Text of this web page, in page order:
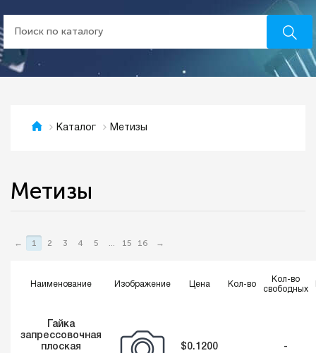
Каталог Метизы
Метизы
← 1 2 3 4 5 ... 15 16 →
Наименование Изображение Цена Кол-во
Кол-во
свободных
Гайка
запрессовочная
плоская
$0.1200 -